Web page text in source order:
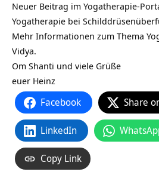
Neuer Beitrag im Yogatherapie-
Yogatherapie bei
Mehr Informationen zum Thema
Vidya.
Om Shanti und viele Grüße
euer Heinz
Facebook Share
LinkedIn
Copy Link